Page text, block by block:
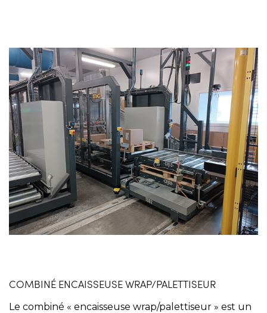
COMBINÉ ENCAISSEUSE WRAP/PALETTISEUR
Le combiné « encaisseuse wrap/palettiseur » est un